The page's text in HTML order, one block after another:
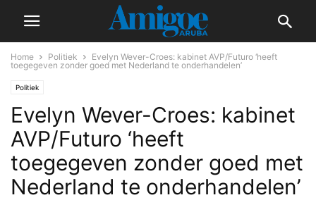
Home Politiek
Evelyn Wever-Croes: kabinet AVP/Futuro ‘heeft
toegegeven zonder goed met Nederland te onderhandelen’
Politiek
Evelyn Wever-Croes: kabinet
AVP/Futuro ‘heeft
toegegeven zonder goed met
Nederland te onderhandelen’